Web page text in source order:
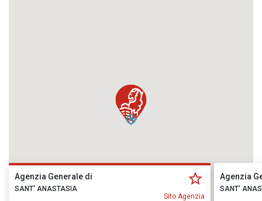
Agenzia Generale di
SANT' ANASTASIA
Sito Agenzia
Agenzia
SANT'